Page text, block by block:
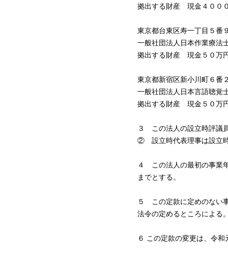
拠出する財産 現金４００
東京都台東区寿一丁目５番
一般社団法人日本作業療法
拠出する財産 現金５０万
東京都新宿区新小川町６番
一般社団法人日本言語聴覚
拠出する財産 現金５０万
３ この法人の設立時評議
② 設立時代表理事は設立時
４ この法人の最初の事業
までとする。
５ この定款に定めのない
法令の定めるところによる
６ この定款の変更は、令